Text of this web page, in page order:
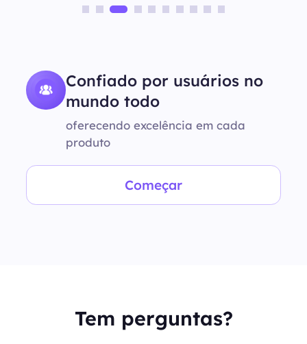
Confiado por usuários no
mundo todo
oferecendo excelência em cada
produto
Começar
Tem perguntas?